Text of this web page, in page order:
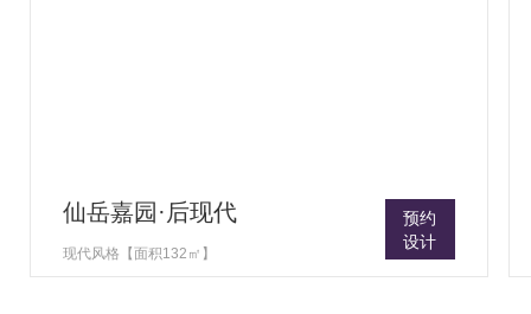
仙岳嘉园·后现代
现代风格【面积132㎡】
预约
设计